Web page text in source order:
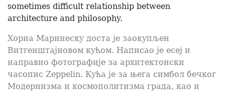
sometimes difficult relationship between
architecture and philosophy.
Хориа Маринеску доста је заокупљен
Витгенштајновом кућом. Написао је есеј и
направио фотографије за архитектонски
часопис Zeppelin. Кућа је за њега симбол бечког
Модернизма и космополитизма града, као и